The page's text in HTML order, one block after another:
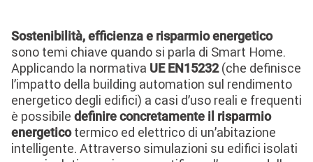
Sostenibilità, efficienza e risparmio energetico
sono temi chiave quando si parla di Smart Home.
Applicando la normativa UE EN15232(che definisce
l’impatto della building automation sul rendimento
energetico degli edifici) a casi d’uso reali e frequenti
è possibile definire concretamente il risparmio
energeticotermico ed elettrico di un’abitazione
intelligente. Attraverso simulazioni su edifici isolati